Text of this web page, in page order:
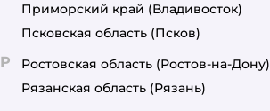
Приморский край (Владивосток)
Псковская область (Псков)
Р Ростовская область (Ростов-на-Дону)
Рязанская область (Рязань)